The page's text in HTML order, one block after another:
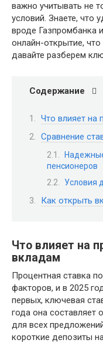
важно учитывать не
условий. Знаете, что
вроде Газпромбанка
онлайн-открытие,
давайте разберем
Содержание
Что влияет на
Сравнение
пенсионеров
Условия
Как открыть
Что влияет на
вкладам
Процентная ставка
факторов, и в 2025
первых, ключевая
года она составляет
для всех
короткие депозиты